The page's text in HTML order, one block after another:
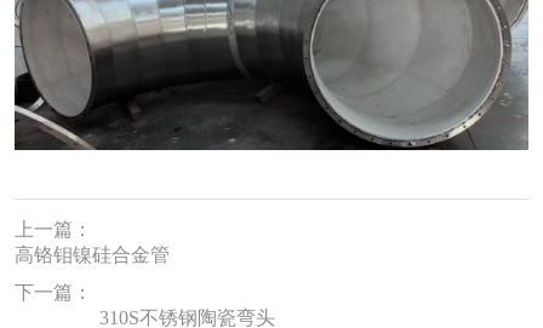
上一篇：
高铬钼镍硅合金管
下一篇：
310S不锈钢陶瓷弯头